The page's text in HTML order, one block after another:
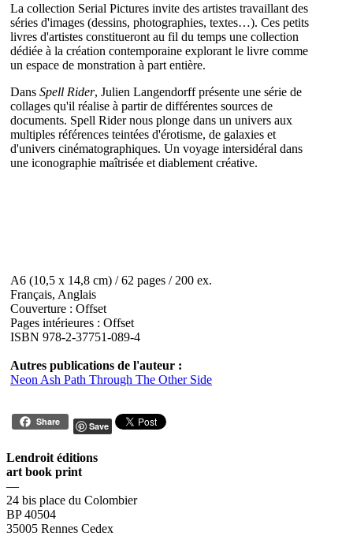
La collection Serial Pictures invite des artistes travaillant des
séries d'images (dessins, photographies, textes…). Ces petits
livres d'artistes constitueront au fil du temps une collection
dédiée à la création contemporaine explorant le livre comme
un espace de monstration à part entière.
Dans Spell Rider, Julien Langendorff présente une série de
collages qu'il réalise à partir de différentes sources de
documents. Spell Rider nous plonge dans un univers aux
multiples références teintées d'érotisme, de galaxies et
d'univers cinématographiques. Un voyage intersidéral dans
une iconographie maîtrisée et diablement créative.
A6 (10,5 x 14,8 cm) / 62 pages / 200 ex.
Français, Anglais
Couverture : Offset
Pages intérieures : Offset
ISBN 978-2-37751-089-4
Autres publications de l'auteur :
Neon Ash Path Through The Other Side
Share Save
Lendroit éditions
art book print
—
24 bis place du Colombier
BP 40504
35005 Rennes Cedex